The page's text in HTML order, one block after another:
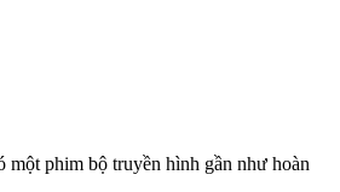
phim bộ truyền hình gần như hoàn